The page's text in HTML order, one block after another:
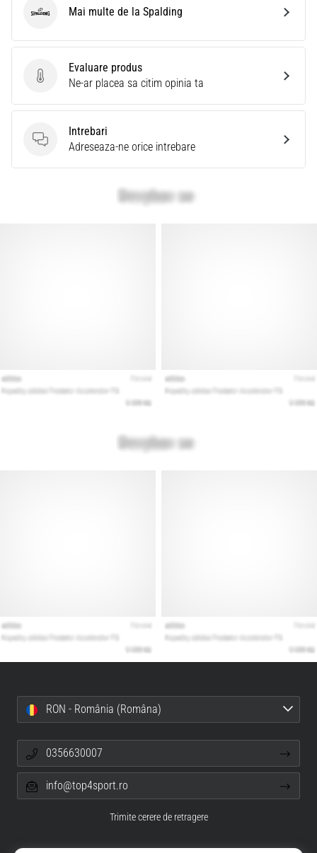
Evaluare produs
Evaluare produs
Ne-ar placea sa citim opinia ta
Intrebari
Intrebari
Adreseaza-ne orice intrebare
SpaldingMai multe de la Spalding
RON - România (Româna)
0356630007
info@top4sport.ro
Trimite cerere de retragere